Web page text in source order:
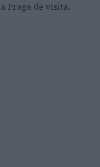
Praga de visita.